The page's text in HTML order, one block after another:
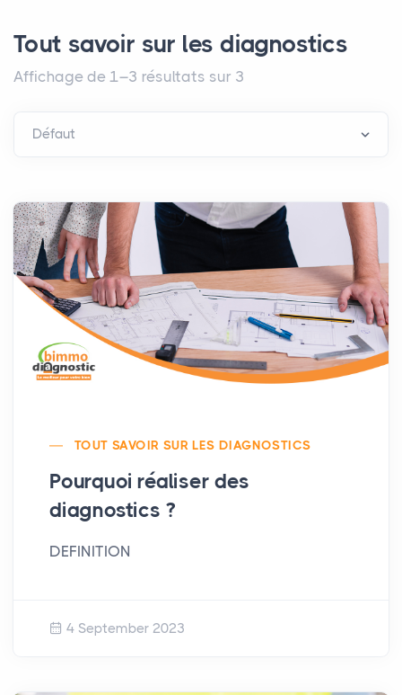
Tout savoir sur les diagnostics
Affichage de 1–3 résultats sur 3
TOUT SAVOIR SUR LES DIAGNOSTICS
Pourquoi réaliser des
diagnostics ?
DEFINITION
4 September 2023